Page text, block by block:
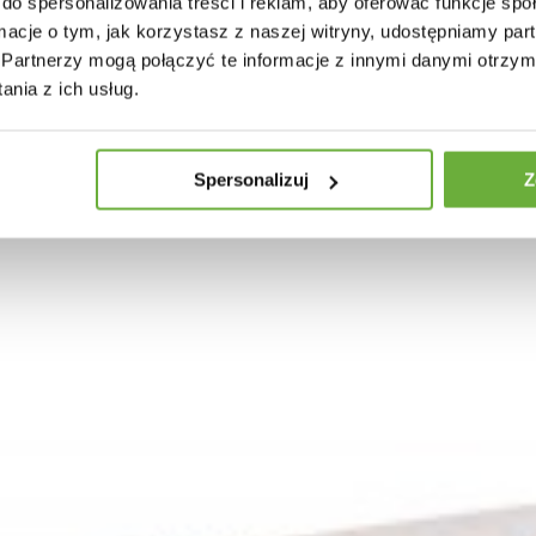
o tym, jak korzystasz z naszej witryny, udostępniamy
mogą połączyć te informacje z innymi danymi
z ich usług.
Spersonalizuj